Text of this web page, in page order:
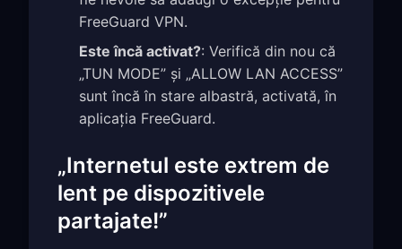
FreeGuard VPN.
Este încă activat?: Verifică din nou că
„TUN MODE” și „ALLOW LAN ACCESS”
sunt încă în stare albastră, activată, în
aplicația FreeGuard.
„Internetul este extrem de
lent pe dispozitivele
partajate!”